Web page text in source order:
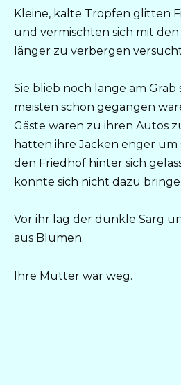
Kleine, kalte Tropfen glitten
und vermischten sich mit den
länger zu verbergen
Sie blieb noch lange am
meisten schon gegangen
Gäste waren zu ihren Autos
hatten ihre Jacken enger um
den Friedhof hinter sich
konnte sich nicht dazu
Vor ihr lag der dunkle Sarg
aus Blumen.
Ihre Mutter war weg.